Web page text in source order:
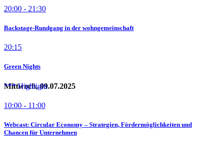
20:00 - 21:30
Backstage-Rundgang in der wohngemeinschaft
20:15
Green Nights
Mittwoch, 09.07.2025
10:00 - 11:00
Webcast: Circular Economy – Strategien, Fördermöglichkeiten und
Chancen für Unternehmen